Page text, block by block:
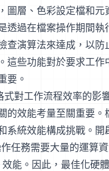
圖層、色彩設定檔和元
透過在檔案操作期間執
查演算法來達成，以防
這些功能對於要求工作
要。
對工作流程效率的影
的效能考量至關重要。
系統效能構成挑戰。開
任務需要大量的運算
能。因此，最佳化硬